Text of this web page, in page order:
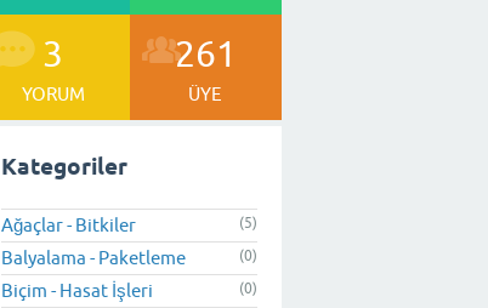
3
YORUM
261
ÜYE
Kategoriler
Ağaçlar - Bitkiler (5)
Balyalama - Paketleme (0)
Biçim - Hasat İşleri (0)